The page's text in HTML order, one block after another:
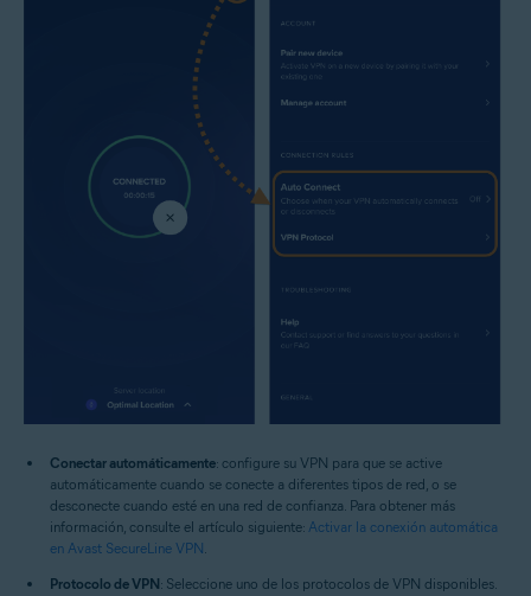
Conectar automáticamente: configure su VPN para que se active
automáticamente cuando se conecte a diferentes tipos de red, o se
desconecte cuando esté en una red de confianza. Para obtener más
información, consulte el artículo siguiente: Activar la conexión automática
en Avast SecureLine VPN.
Protocolo de VPN: Seleccione uno de los protocolos de VPN disponibles.